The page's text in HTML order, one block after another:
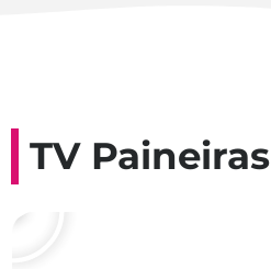
TV Paineiras